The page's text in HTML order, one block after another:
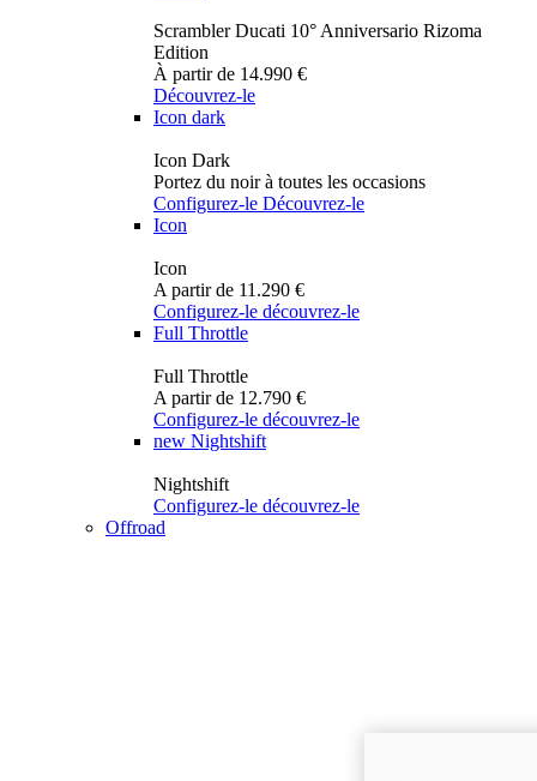
Scrambler Ducati 10° Anniversario Rizoma
Edition
À partir de 14.990 €
Découvrez-le
Icon dark
Icon Dark
Portez du noir à toutes les occasions
Configurez-le Découvrez-le
Icon
Icon
A partir de 11.290 €
Configurez-le découvrez-le
Full Throttle
Full Throttle
A partir de 12.790 €
Configurez-le découvrez-le
new Nightshift
Nightshift
Configurez-le découvrez-le
Offroad